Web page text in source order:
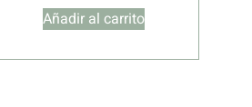
Añadir al carrito